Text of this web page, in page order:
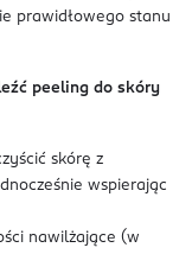
prawidłowego stanu
peeling do skóry
skórę z
wspierając
nawilżające (w